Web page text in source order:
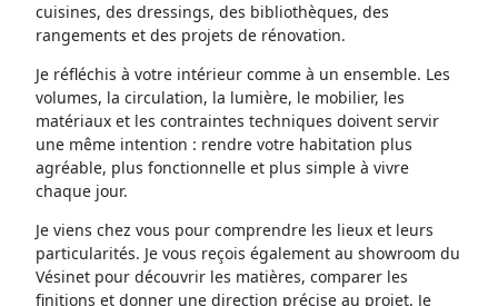
cuisines, des dressings, des bibliothèques, des
rangements et des projets de rénovation.
Je réfléchis à votre intérieur comme à un ensemble. Les
volumes, la circulation, la lumière, le mobilier, les
matériaux et les contraintes techniques doivent servir
une même intention : rendre votre habitation plus
agréable, plus fonctionnelle et plus simple à vivre
chaque jour.
Je viens chez vous pour comprendre les lieux et leurs
particularités. Je vous reçois également au showroom du
Vésinet pour découvrir les matières, comparer les
finitions et donner une direction précise au projet. Je